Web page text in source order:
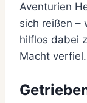
Aventurien
sich reißen –
hilflos dabei
Macht verfiel.